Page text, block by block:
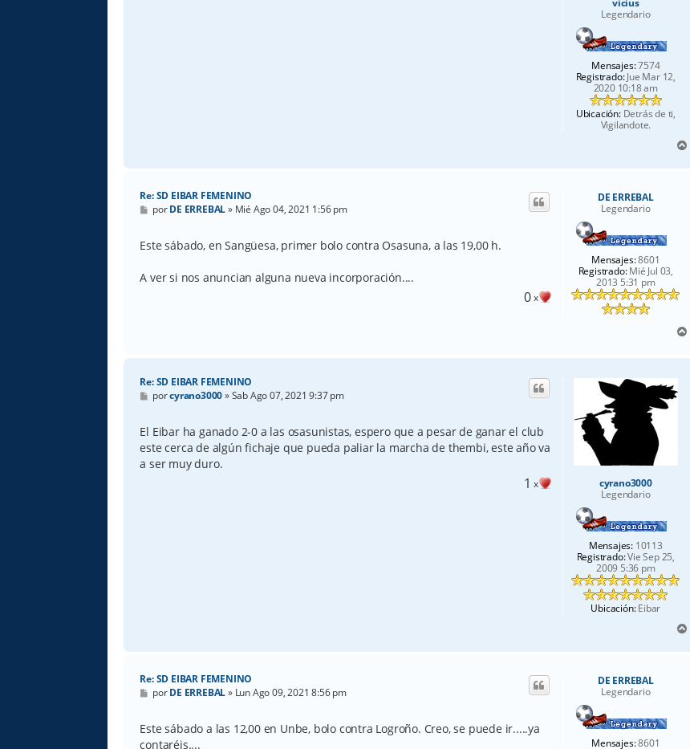
Legendario
Mensajes:7574
Registrado:Jue Mar 12,
2020 10:18 am
Ubicación:Detrás de ti,
Vigilandote.
DE ERREBAL
Legendario
Mensajes:8601
Registrado:Mié Jul 03,
2013 5:31 pm
Re: SD EIBAR FEMENINO
M
e
s
a
e
porDE ERREBAL» Mié Ago 04, 2021 1:56 pm
Este sábado, en Sangüesa, primer bolo contra Osasuna, a las 19,00 h.
A ver si nos anuncian alguna nueva incorporación....
0x
cyrano3000
Legendario
Mensajes: 10113
Registrado:Vie Sep 25,
2009 5:36 pm
Ubicación:Eibar
Re: SD EIBAR FEMENINO
M
e
s
a
j
e
porcyrano3000»Sab Ago 07, 2021 9:37 pm
El Eibar ha ganado 2-0 a las osasunistas, espero que a pesar de ganar el club
este cerca de algún fichaje que pueda paliar la marcha de thembi, este año va
a ser muy duro.
1 x
DE ERREBAL
Legendario
Mensajes:8601
Re: SD EIBAR FEMENINO
M
e
s
a
porDE ERREBAL» Lun Ago 09, 2021 8:56 pm
Este sábado a las 12,00 en Unbe, bolo contra Logroño. Creo, se puede ir.....ya
contaréis....